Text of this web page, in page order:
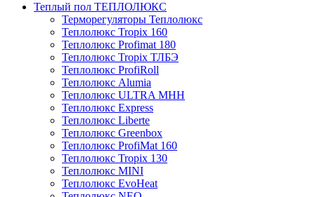
Теплый пол ТЕПЛОЛЮКС
Терморегуляторы Теплолюкс
Теплолюкс Tropix 160
Теплолюкс Profimat 180
Теплолюкс Tropix ТЛБЭ
Теплолюкс ProfiRoll
Теплолюкс Alumia
Теплолюкс ULTRA МНН
Теплолюкс Express
Теплолюкс Liberte
Теплолюкс Greenbox
Теплолюкс ProfiMat 160
Теплолюкс Tropix 130
Теплолюкс MINI
Теплолюкс EvoHeat